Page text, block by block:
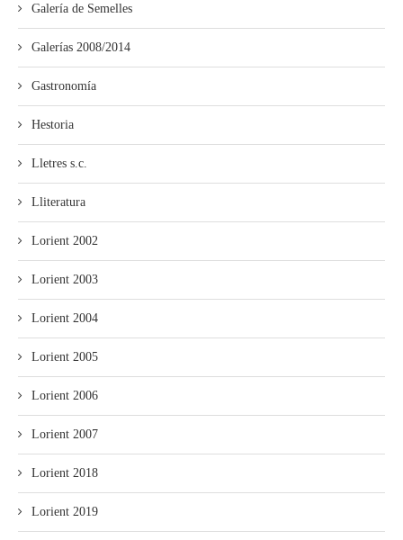
Galería de Semelles
Galerías 2008/2014
Gastronomía
Hestoria
Lletres s.c.
Lliteratura
Lorient 2002
Lorient 2003
Lorient 2004
Lorient 2005
Lorient 2006
Lorient 2007
Lorient 2018
Lorient 2019